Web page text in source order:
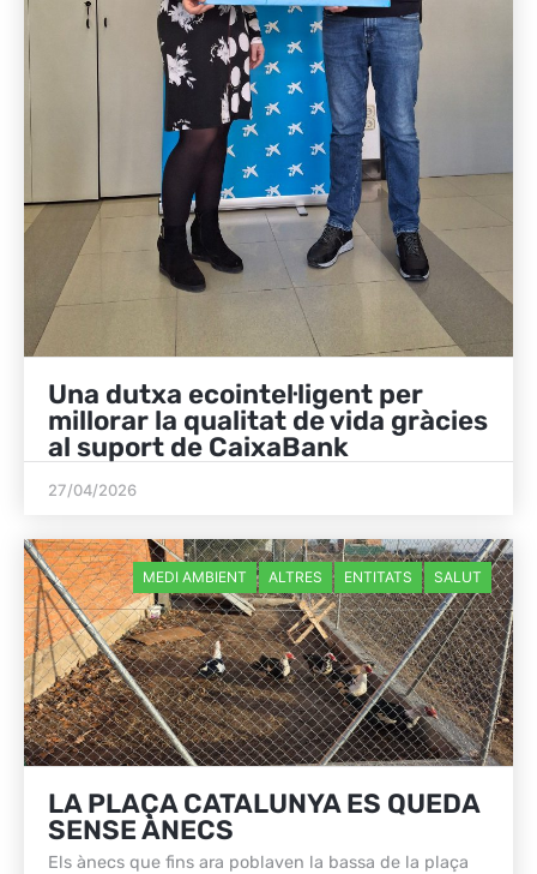
Una dutxa ecointel·ligent per
millorar la qualitat de vida gràcies
al suport de CaixaBank
27/04/2026
MEDI AMBIENT ALTRES ENTITATS SALUT
LA PLAÇA CATALUNYA ES QUEDA
SENSE ÀNECS
Els ànecs que fins ara poblaven la bassa de la plaça